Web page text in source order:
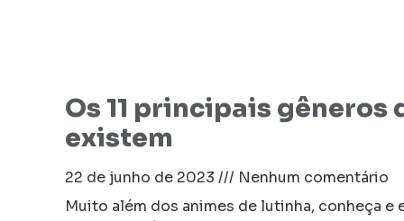
Os 11 principais gêneros
existem
22 de junho de 2023
Nenhum comentário
Muito além dos animes de lutinha, conheça e